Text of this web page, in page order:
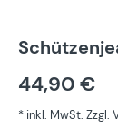
44,90 €
* inkl. MwSt. Zzgl.